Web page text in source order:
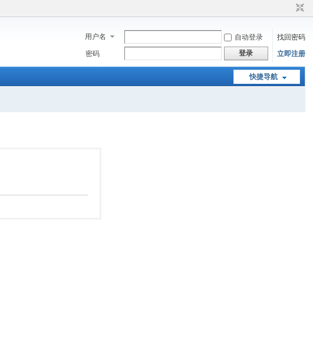
用户名 自动登录
找回密码
密码
登录 立即注册
快捷导航